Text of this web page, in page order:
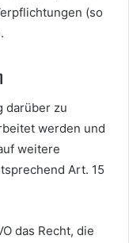
(so
darüber zu
werden und
weitere
Art. 15
das Recht, die